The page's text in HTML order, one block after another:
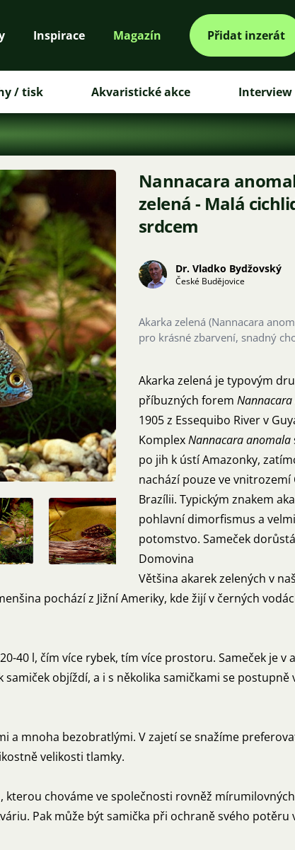
Inspirace Magazín Přidat inzerát
/ tisk Akvaristické akce Interview
Nannacara
zelená - Malá
srdcem
Dr. Vladko Bydžovský
České Budějovice
Akarka zelená (Nannacara
pro krásné zbarvení, snadný
Akarka zelená je typovým
příbuzných forem
1905 z Essequibo River v
KomplexNannacara anomala
po jih k ústí Amazonky,
nachází pouze ve
Brazílii. Typickým znakem
pohlavní dimorfismus a
potomstvo. Sameček
Domovina
Většina akarek zelených v
pochází z Jižní Ameriky, kde žijí v černých
40 l, čím více rybek, tím více prostoru. Sameček je
objíždí, a i s několika samičkami se
a mnoha bezobratlými. V zajetí se snažíme
velikosti tlamky.
kterou chováme ve společnosti rovněž
Pak může být samička při ochraně svého potěru